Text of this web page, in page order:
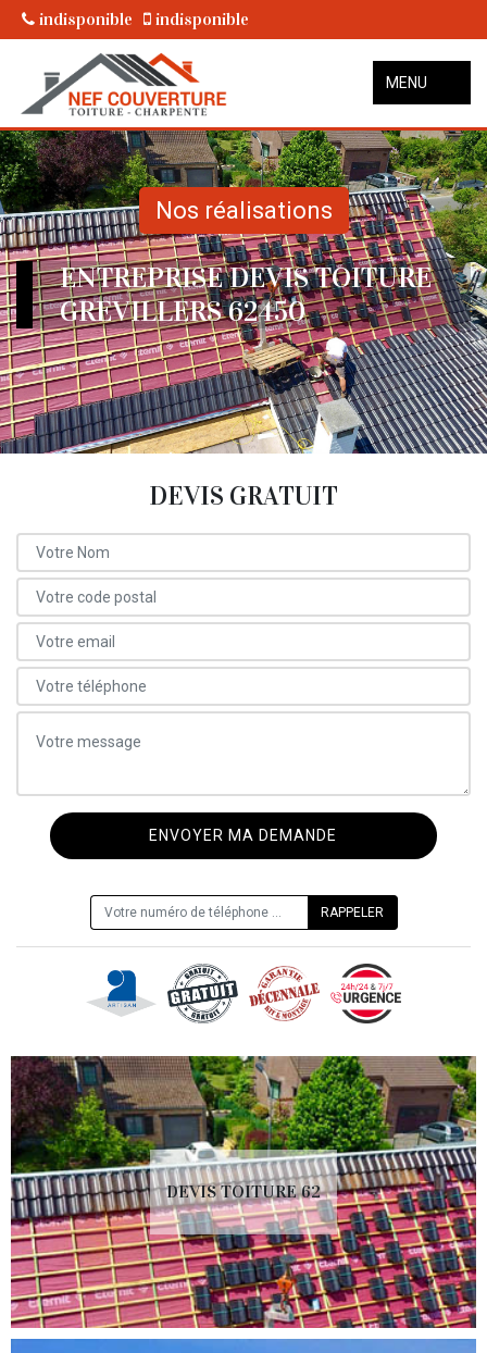
indisponible indisponible
MENU
Nos réalisations
ENTREPRISE DEVIS TOITURE
GREVILLERS 62450
DEVIS GRATUIT
DEVIS TOITURE 62